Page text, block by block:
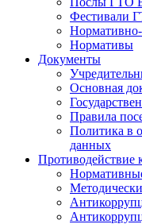
Фестивали
Нормативно-
Нормативы
Документы
Основная
Правила
Политика в
данных
Противодействие